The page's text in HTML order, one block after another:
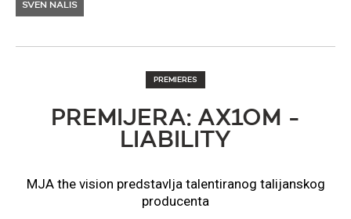
SVEN NALIS
PREMIERES
PREMIJERA: AX1OM -
LIABILITY
MJA the vision predstavlja talentiranog talijanskog
producenta